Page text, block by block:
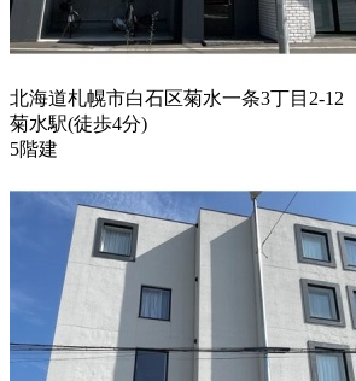
北海道札幌市白石区菊水一条3丁目2-12
菊水駅(徒歩4分)
5階建